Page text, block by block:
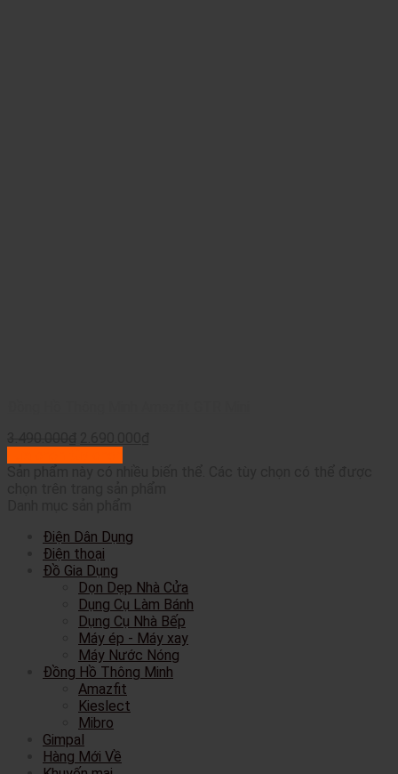
Điện Dân Dụng
Điện thoại
Đồ Gia Dụng
Dọn Dẹp Nhà Cửa
Dụng Cụ Làm Bánh
Dụng Cụ Nhà Bếp
Máy ép - Máy xay
Máy Nước Nóng
Đồng Hồ Thông Minh
Amazfit
Kieslect
Mibro
Gimpal
Hàng Mới Về